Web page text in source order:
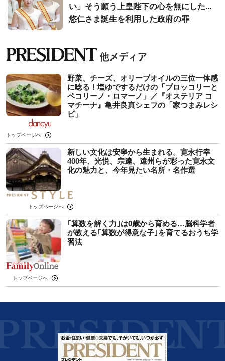
い」そう願う上皇陛下の心を無にした...
悠仁さま誕生を利用した政府の罪
野菜、チーズ、オリーブオイルの三位一体感
に唸る！塩ゆでするだけの「ブロッコリーと
ペコリーノ・ロマーノ」／『オステリア コ
マチーナ』亀井良真シェフの「家つまみレシ
ピ」
トップページへ
新しい文化は安寧から生まれる。寛永行幸
400年、光悦、宗達、遠州らが彩った寛永文
化の魅力と、今年見たい名所・名作選
トップページへ
｢算数を解く力｣は0歳から育める…脳科学者
が教える｢算数が得意な子｣を育てるおうち学
習法
トップページへ